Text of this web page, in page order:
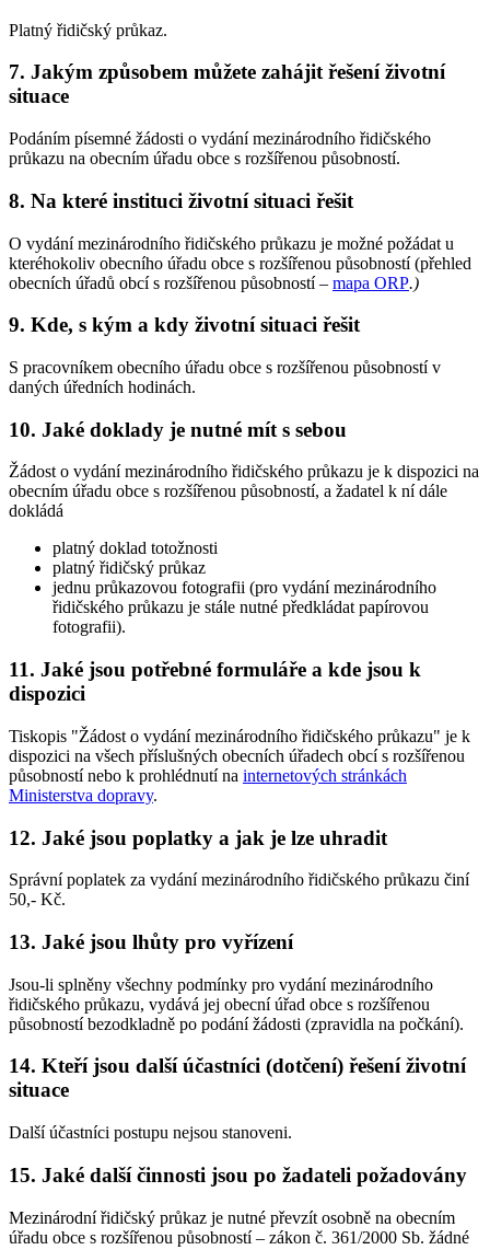
Platný řidičský průkaz.
7. Jakým způsobem můžete zahájit řešení životní
situace
Podáním písemné žádosti o vydání mezinárodního řidičského
průkazu na obecním úřadu obce s rozšířenou působností.
8. Na které instituci životní situaci řešit
O vydání mezinárodního řidičského průkazu je možné požádat u
kteréhokoliv obecního úřadu obce s rozšířenou působností (přehled
obecních úřadů obcí s rozšířenou působností – mapa ORP.)
9. Kde, s kým a kdy životní situaci řešit
S pracovníkem obecního úřadu obce s rozšířenou působností v
daných úředních hodinách.
10. Jaké doklady je nutné mít s sebou
Žádost o vydání mezinárodního řidičského průkazu je k dispozici na
obecním úřadu obce s rozšířenou působností, a žadatel k ní dále
dokládá
platný doklad totožnosti
platný řidičský průkaz
jednu průkazovou fotografii (pro vydání mezinárodního
řidičského průkazu je stále nutné předkládat papírovou
fotografii).
11. Jaké jsou potřebné formuláře a kde jsou k
dispozici
Tiskopis "Žádost o vydání mezinárodního řidičského průkazu" je k
dispozici na všech příslušných obecních úřadech obcí s rozšířenou
působností nebo k prohlédnutí na internetových stránkách
Ministerstva dopravy.
12. Jaké jsou poplatky a jak je lze uhradit
Správní poplatek za vydání mezinárodního řidičského průkazu činí
50,- Kč.
13. Jaké jsou lhůty pro vyřízení
Jsou-li splněny všechny podmínky pro vydání mezinárodního
řidičského průkazu, vydává jej obecní úřad obce s rozšířenou
působností bezodkladně po podání žádosti (zpravidla na počkání).
14. Kteří jsou další účastníci (dotčení) řešení životní
situace
Další účastníci postupu nejsou stanoveni.
15. Jaké další činnosti jsou po žadateli požadovány
Mezinárodní řidičský průkaz je nutné převzít osobně na obecním
úřadu obce s rozšířenou působností – zákon č. 361/2000 Sb. žádné